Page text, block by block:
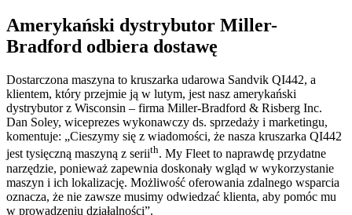
Amerykański dystrybutor Miller-
Bradford odbiera dostawę
Dostarczona maszyna to kruszarka udarowa Sandvik QI442, a
klientem, który przejmie ją w lutym, jest nasz amerykański
dystrybutor z Wisconsin – firma Miller-Bradford & Risberg Inc.
Dan Soley, wiceprezes wykonawczy ds. sprzedaży i marketingu,
komentuje: „Cieszymy się z wiadomości, że nasza kruszarka QI442
jest tysięczną maszyną z seriith. My Fleet to naprawdę przydatne
narzędzie, ponieważ zapewnia doskonały wgląd w wykorzystanie
maszyn i ich lokalizację. Możliwość oferowania zdalnego wsparcia
oznacza, że nie zawsze musimy odwiedzać klienta, aby pomóc mu
w prowadzeniu działalności”.